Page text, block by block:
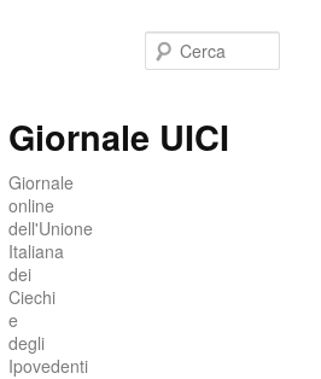
Giornale UICI
Giornale
online
dell'Unione
Italiana
dei
Ciechi
e
degli
Ipovedenti